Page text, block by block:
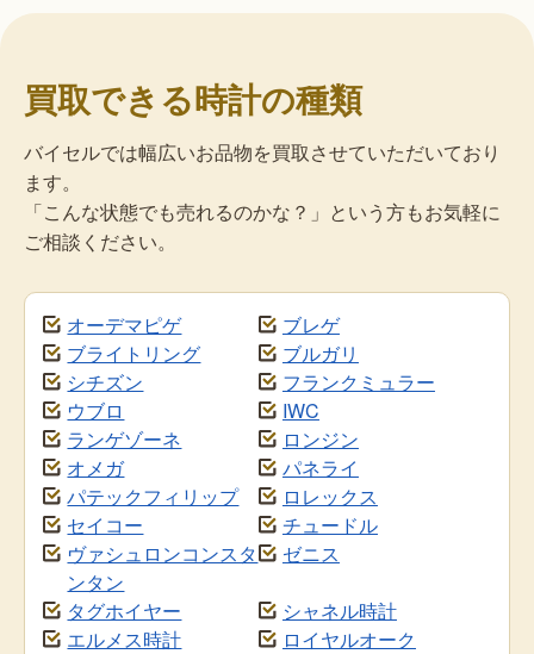
買取できる時計の種類
バイセルでは幅広いお品物を買取させていただいており
ます。
「こんな状態でも売れるのかな？」という方もお気軽に
ご相談ください。
オーデマピゲ
ブレゲ
ブライトリング
ブルガリ
シチズン
フランクミュラー
ウブロ
IWC
ランゲゾーネ
ロンジン
オメガ
パネライ
パテックフィリップ
ロレックス
セイコー
チュードル
ヴァシュロンコンスタ
ンタン
ゼニス
タグホイヤー
シャネル時計
エルメス時計
ロイヤルオーク